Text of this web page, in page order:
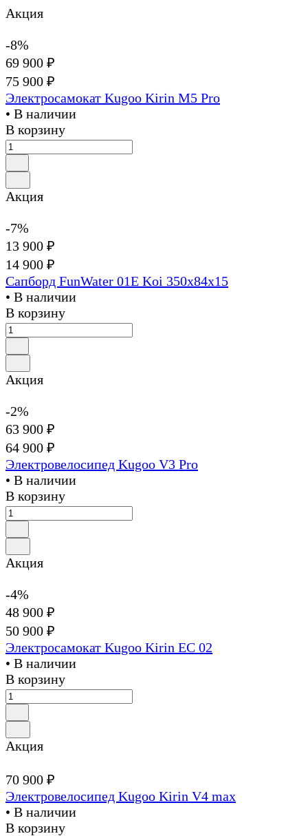
Акция
-8%
69 900 ₽
75 900 ₽
Электросамокат Kugoo Kirin M5 Pro
• В наличии
В корзину
Акция
-7%
13 900 ₽
14 900 ₽
Сапборд FunWater 01E Koi 350x84x15
• В наличии
В корзину
Акция
-2%
63 900 ₽
64 900 ₽
Электровелосипед Kugoo V3 Pro
• В наличии
В корзину
Акция
-4%
48 900 ₽
50 900 ₽
Электросамокат Kugoo Kirin EC 02
• В наличии
В корзину
Акция
70 900 ₽
Электровелосипед Kugoo Kirin V4 max
• В наличии
В корзину